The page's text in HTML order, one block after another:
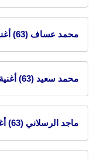
محمد عساف (63) أغنية
محمد سعيد (63) أغنية
ماجد الرسلاني (63) أغنية